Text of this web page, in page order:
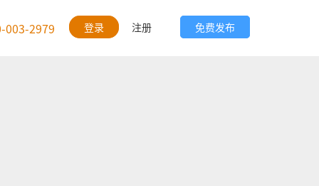
003-2979 登录 注册 免费发布